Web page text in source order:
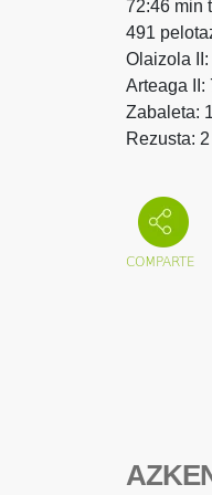
72:46 min
491
Olaizola
Arteaga II:
Zabaleta:
Rezusta: